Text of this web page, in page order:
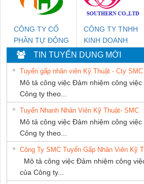
PHÁT
CÔNG TY CỔ
PHẦN TỰ ĐỘNG
TIẾN HƯNG
CÔNG TY TNHH
KINH DOANH
DỊCH VỤ XNK
PHƯƠNG NAM
TIN TUYỂN DỤNG MỚI
Tuyển gấp nhân viên Kỹ Thuật - Cty
Mô tả công việc Đảm nhiệm công
Công ty theo...
Tuyển Nhanh Nhân Viên Kỹ Thuật- SMC
Mô tả công việc Đảm nhiệm công
Công ty theo...
Công Ty SMC Tuyển Gấp Nhân Viên Kỹ
Mô tả công việc Đảm nhiệm công
của Công ty...